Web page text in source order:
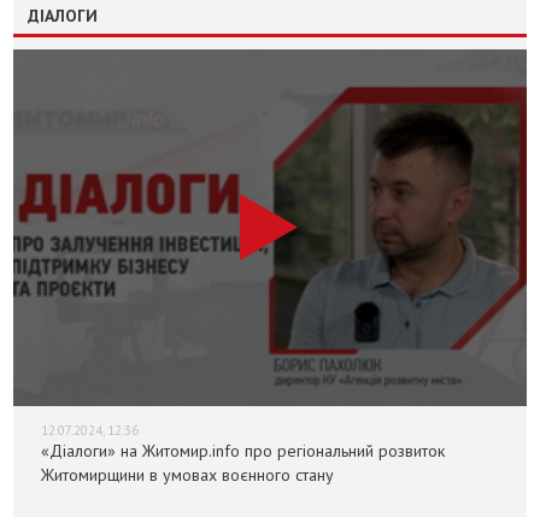
ДІАЛОГИ
12.07.2024, 12:36
«Діалоги» на Житомир.info про регіональний розвиток
Житомирщини в умовах воєнного стану